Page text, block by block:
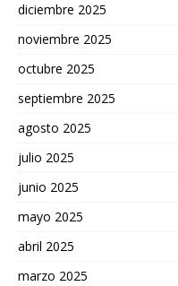
diciembre 2025
noviembre 2025
octubre 2025
septiembre 2025
agosto 2025
julio 2025
junio 2025
mayo 2025
abril 2025
marzo 2025